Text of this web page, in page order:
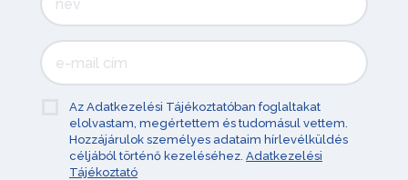
Az Adatkezelési Tájékoztatóban foglaltakat
elolvastam, megértettem és tudomásul vettem.
Hozzájárulok személyes adataim hírlevélküldés
céljából történő kezeléséhez. Adatkezelési
Tájékoztató